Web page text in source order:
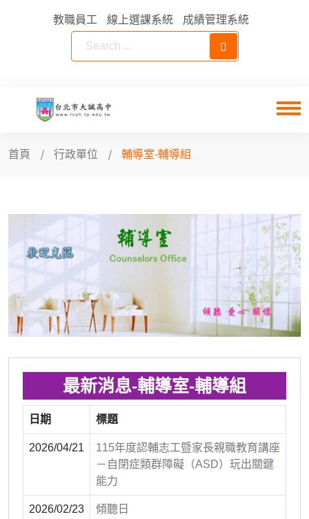
教職員工 線上選課系統 成績管理系統
首頁 行政單位 輔導室-輔導組
最新消息-輔導室-輔導組
日期 標題
2026/04/21
115年度認輔志工暨家長親職教育講座
－自閉症類群障礙（ASD）玩出關鍵
能力
2026/02/23 傾聽日